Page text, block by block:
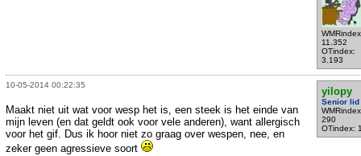
11.352
OTindex:
3.193
10-05-2014 00:22:35
yilopy
Senior lid
290
OTindex:
Maakt niet uit wat voor wesp het is, een steek is het einde van
mijn leven (en dat geldt ook voor vele anderen), want allergisch
voor het gif. Dus ik hoor niet zo graag over wespen, nee, en
zeker geen agressieve soort